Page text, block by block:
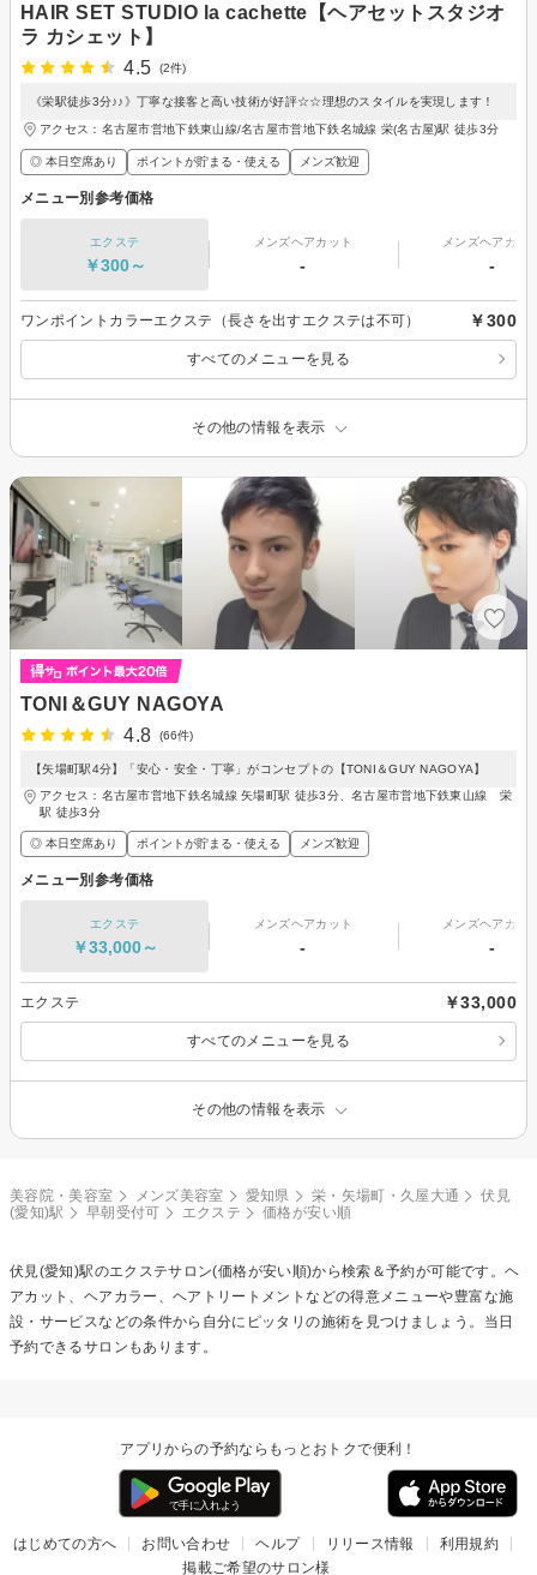
HAIR SET STUDIO la cachette【ヘアセットスタジオ
ラ カシェット】
4.5
(2件)
《栄駅徒歩3分♪♪》丁寧な接客と高い技術が好評☆☆理想のスタイルを実現します！
アクセス：名古屋市営地下鉄東山線/名古屋市営地下鉄名城線 栄(名古屋)駅 徒歩3分
◎ 本日空席あり ポイントが貯まる・使える メンズ歓迎
メニュー別参考価格
エクステ
￥300～
メンズヘアカット
-
メンズヘアカラ
-
ワンポイントカラーエクステ（長さを出すエクステは不可） ￥300
すべてのメニューを見る
その他の情報を表示
TONI＆GUY NAGOYA
4.8
(66件)
【矢場町駅4分】「安心・安全・丁寧」がコンセプトの【TONI＆GUY NAGOYA】
アクセス：名古屋市営地下鉄名城線 矢場町駅 徒歩3分、名古屋市営地下鉄東山線 栄
駅 徒歩3分
◎ 本日空席あり ポイントが貯まる・使える メンズ歓迎
メニュー別参考価格
エクステ
￥33,000～
メンズヘアカット
-
メンズヘアカラ
-
エクステ ￥33,000
すべてのメニューを見る
その他の情報を表示
美容院・美容室 メンズ美容室 愛知県 栄・矢場町・久屋大通
伏見
(愛知)駅
早朝受付可 エクステ 価格が安い順
伏見(愛知)駅のエクステサロン(価格が安い順)から検索＆予約が可能です。ヘ
アカット、ヘアカラー、ヘアトリートメントなどの得意メニューや豊富な施
設・サービスなどの条件から自分にピッタリの施術を見つけましょう。当日
予約できるサロンもあります。
アプリからの予約ならもっとおトクで便利！
はじめての方へ お問い合わせ ヘルプ リリース情報
利用規約
掲載ご希望のサロン様